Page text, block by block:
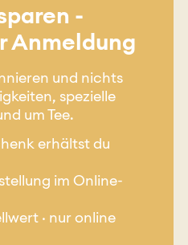
-
Anmeldung
und nichts
spezielle
um Tee.
erhältst du
im Online-
· nur online